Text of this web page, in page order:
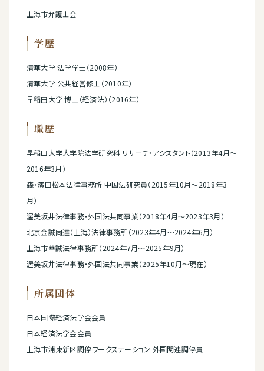
上海市弁護士会
学歴
清華大学 法学学士（2008年）
清華大学 公共経営修士（2010年）
早稲田大学 博士（経済法）（2016年）
職歴
早稲田大学大学院法学研究科 リサーチ・アシスタント（2013年4月～
2016年3月）
森・濱田松本法律事務所 中国法研究員（2015年10月～2018年3
月）
渥美坂井法律事務・外国法共同事業（2018年4月～2023年3月）
北京金誠同達（上海）法律事務所（2023年4月～2024年6月）
上海市華誠法律事務所（2024年7月～2025年9月）
渥美坂井法律事務・外国法共同事業（2025年10月～現在）
所属団体
日本国際経済法学会会員
日本経済法学会会員
上海市浦東新区調停ワークステーション 外国関連調停員